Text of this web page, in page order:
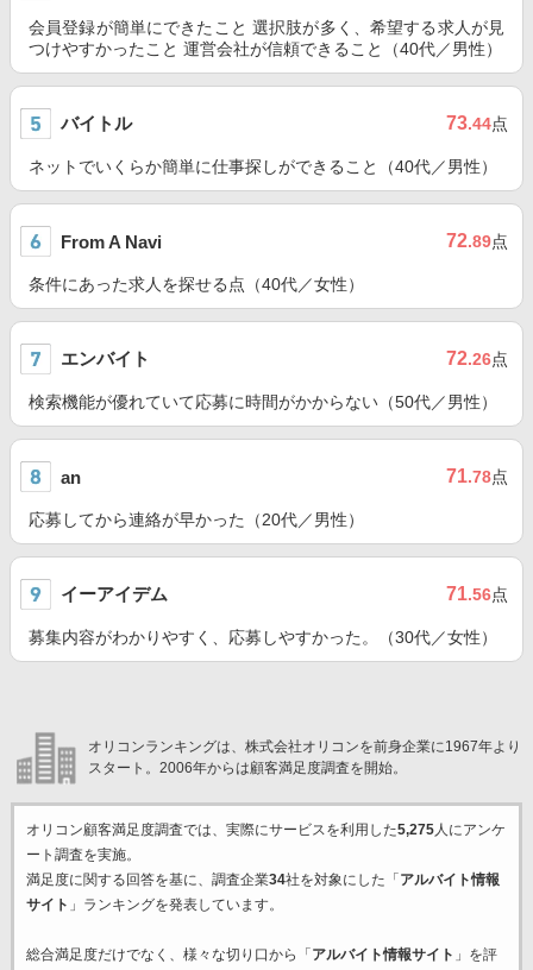
会員登録が簡単にできたこと 選択肢が多く、希望する求人が見
つけやすかったこと 運営会社が信頼できること（40代／男性）
バイトル 73.44点
ネットでいくらか簡単に仕事探しができること（40代／男性）
From A Navi 72.89点
条件にあった求人を探せる点（40代／女性）
エンバイト 72.26点
検索機能が優れていて応募に時間がかからない（50代／男性）
an 71.78点
応募してから連絡が早かった（20代／男性）
イーアイデム 71.56点
募集内容がわかりやすく、応募しやすかった。（30代／女性）
オリコンランキングは、株式会社オリコンを前身企業に1967年より
スタート。2006年からは顧客満足度調査を開始。
オリコン顧客満足度調査では、実際にサービスを利用した5,275人にアンケ
ート調査を実施。
満足度に関する回答を基に、調査企業34社を対象にした「 アルバイト情報
サイト 」ランキングを発表しています。
総合満足度だけでなく、様々な切り口から「 アルバイト情報サイト 」を評